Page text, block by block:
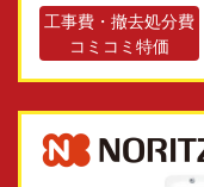
工事費・撤去処分費
コミコミ特価